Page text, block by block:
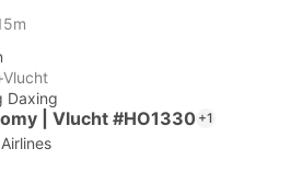
Daxing
| Vlucht #HO1330 +1